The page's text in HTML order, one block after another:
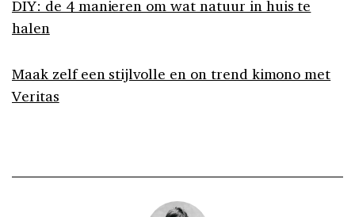
DIY: de 4 manieren om wat natuur in huis te
halen
Maak zelf een stijlvolle en on trend kimono met
Veritas